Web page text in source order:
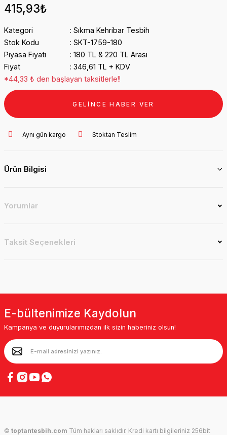
415,93₺
Kategori
Sıkma Kehribar Tesbih
Stok Kodu
SKT-1759-180
Piyasa Fiyatı
180 TL & 220 TL Arası
Fiyat
346,61 TL + KDV
*44,33 ₺ den başlayan taksitlerle!!
GELİNCE HABER VER
Aynı gün kargo Stoktan Teslim
Ürün Bilgisi
Yorumlar
Taksit Seçenekleri
E-bültenimize Kaydolun
Kampanya ve duyurularımızdan ilk sizin haberiniz olsun!
© toptantesbih.com Tüm hakları saklıdır. Kredi kartı bilgileriniz 256bit